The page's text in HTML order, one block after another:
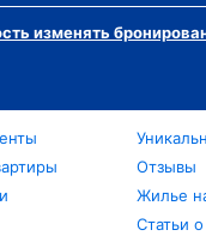
изменять
Отзывы
Жилье
Статьи